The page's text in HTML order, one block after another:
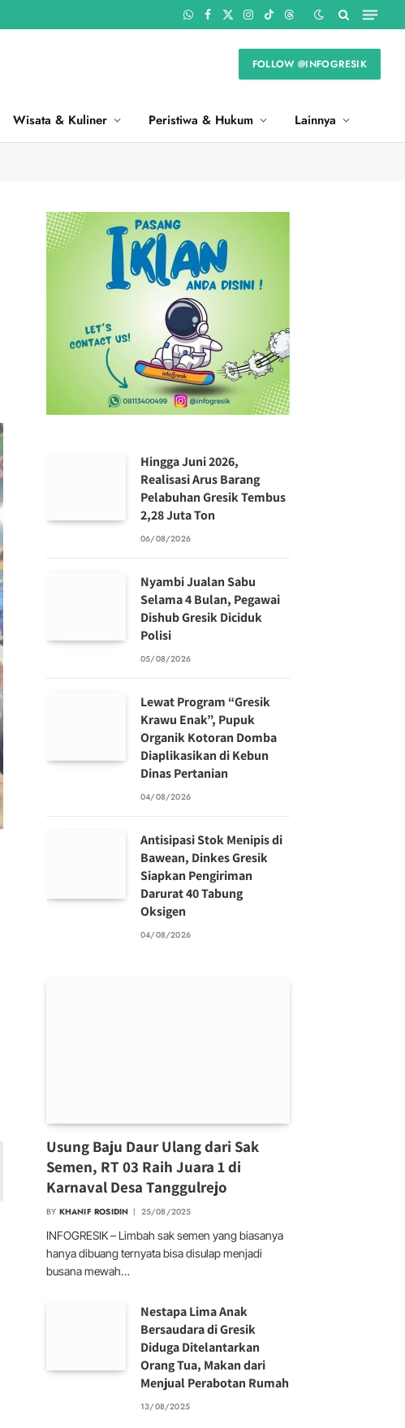
WhatsApp
Facebook
X
Instagram
TikTokThreads
FOLLOW @INFOGRESIK
Wisata & Kuliner Peristiwa & Hukum Lainnya
Hingga Juni 2026,
Realisasi Arus Barang
Pelabuhan Gresik Tembus
2,28 Juta Ton
06/08/2026
Nyambi Jualan Sabu
Selama 4 Bulan, Pegawai
Dishub Gresik Diciduk
Polisi
05/08/2026
Lewat Program “Gresik
Krawu Enak”, Pupuk
Organik Kotoran Domba
Diaplikasikan di Kebun
Dinas Pertanian
04/08/2026
Antisipasi Stok Menipis di
Bawean, Dinkes Gresik
Siapkan Pengiriman
Darurat 40 Tabung
Oksigen
04/08/2026
Usung Baju Daur Ulang dari Sak
Semen, RT 03 Raih Juara 1 di
Karnaval Desa Tanggulrejo
BY KHANIF ROSIDIN 25/08/2025
INFOGRESIK – Limbah sak semen yang biasanya
hanya dibuang ternyata bisa disulap menjadi
busana mewah…
Nestapa Lima Anak
Bersaudara di Gresik
Diduga Ditelantarkan
Orang Tua, Makan dari
Menjual Perabotan Rumah
13/08/2025